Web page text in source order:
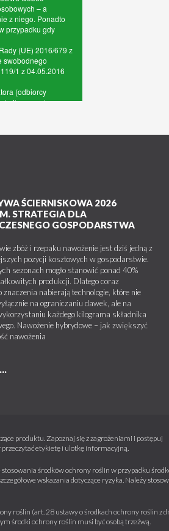
ŚCIERNISKOWA 2026
STRATEGIA DLA
GOSPODARSTWA
zbóż i rzepaku nawożenie jest dziś jedną z
pozycji kosztowych w gospodarstwie.
sezonach mogło stanowić ponad 40%
produkcji. Dlatego coraz
znaczenia nabierają technologie, które nie
na ograniczaniu dawek, ale na
każdego kilograma składnika
Nawożenie hybrydowe – jak zwiększyć
nawożenia
produktu. Zapoznaj się z zagrożeniami i postępuj
etykietę i ulotkę informacyjną.
środków ochrony roślin w przypadku
wskazania dotyczące ryzyka. Należy
roślin (art. 28 ustawy o środkach ochrony roślin z
środki ochrony roślin musi być osobą trzeźwą.